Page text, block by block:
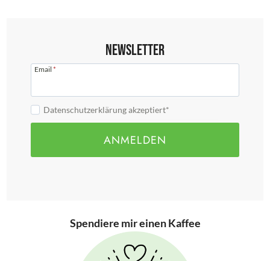
Newsletter
Email *
Datenschutzerklärung akzeptiert*
ANMELDEN
Spendiere mir einen Kaffee